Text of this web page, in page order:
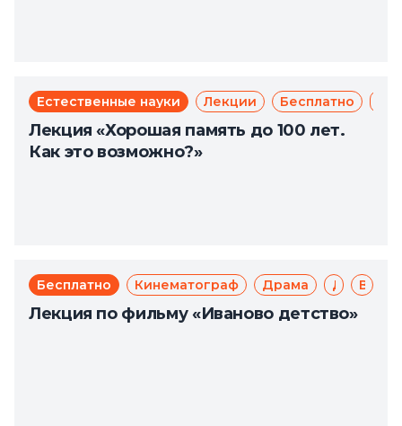
Естественные науки Лекции Бесплатно
Лекция «Хорошая память до 100 лет.
Как это возможно?»
Бесплатно Кинематограф Драма Доступная среда Великая Отечественная война
Лекция по фильму «Иваново детство»